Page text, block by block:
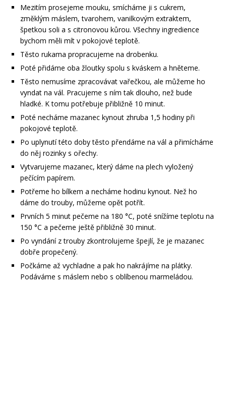
Mezitím prosejeme mouku, smícháme ji s cukrem,
změklým máslem, tvarohem, vanilkovým extraktem,
špetkou soli a s citronovou kůrou. Všechny ingredience
bychom měli mít v pokojové teplotě.
Těsto rukama propracujeme na drobenku.
Poté přidáme oba žloutky spolu s kváskem a hněteme.
Těsto nemusíme zpracovávat vařečkou, ale můžeme ho
vyndat na vál. Pracujeme s ním tak dlouho, než bude
hladké. K tomu potřebuje přibližně 10 minut.
Poté necháme mazanec kynout zhruba 1,5 hodiny při
pokojové teplotě.
Po uplynutí této doby těsto přendáme na vál a přimícháme
do něj rozinky s ořechy.
Vytvarujeme mazanec, který dáme na plech vyložený
pečícím papírem.
Potřeme ho bílkem a necháme hodinu kynout. Než ho
dáme do trouby, můžeme opět potřít.
Prvních 5 minut pečeme na 180 °C, poté snížíme teplotu na
150 °C a pečeme ještě přibližně 30 minut.
Po vyndání z trouby zkontrolujeme špejlí, že je mazanec
dobře propečený.
Počkáme až vychladne a pak ho nakrájíme na plátky.
Podáváme s máslem nebo s oblíbenou marmeládou.